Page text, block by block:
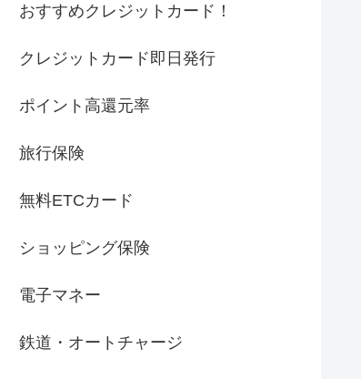
おすすめクレジットカード！
クレジットカード即日発行
ポイント高還元率
旅行保険
無料ETCカード
ショッピング保険
電子マネー
鉄道・オートチャージ